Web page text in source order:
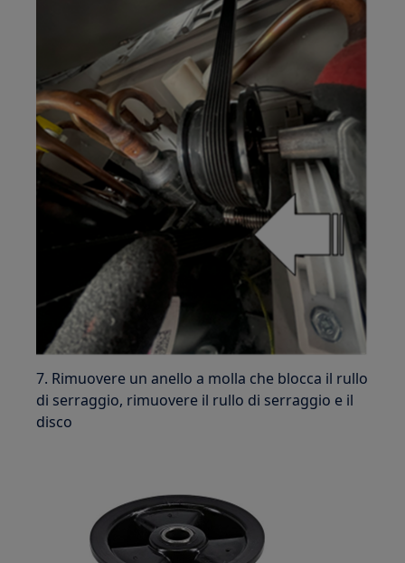
7. Rimuovere un anello a molla che blocca il rullo
di serraggio, rimuovere il rullo di serraggio e il
disco